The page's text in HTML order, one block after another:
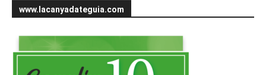
www.lacanyadateguia.com